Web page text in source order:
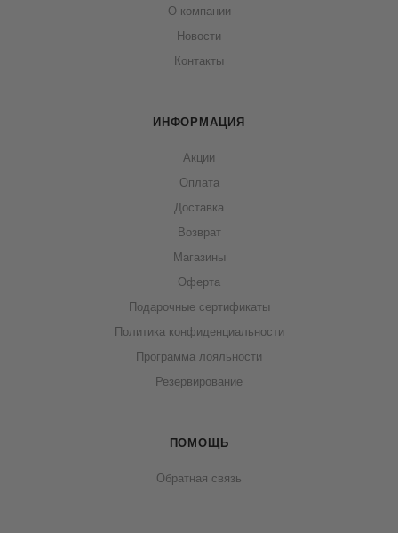
О компании
Новости
Контакты
ИНФОРМАЦИЯ
Акции
Оплата
Доставка
Возврат
Магазины
Оферта
Подарочные сертификаты
Политика конфиденциальности
Программа лояльности
Резервирование
ПОМОЩЬ
Обратная связь